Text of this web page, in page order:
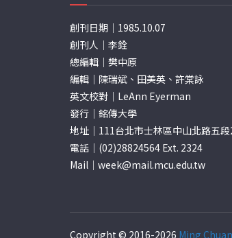
創刊日期｜1985.10.07
創刊人｜李銓
總編輯｜樊中原
編輯｜陳瑞斌、田美英、許棠詠
英文校對｜LeAnn Eyerman
發行｜銘傳大學
地址｜111台北市士林區中山北路五
電話｜(02)28824564 Ext. 2324
Mail｜ week@mail.mcu.edu.tw
Copyright © 2016-2026 Ming